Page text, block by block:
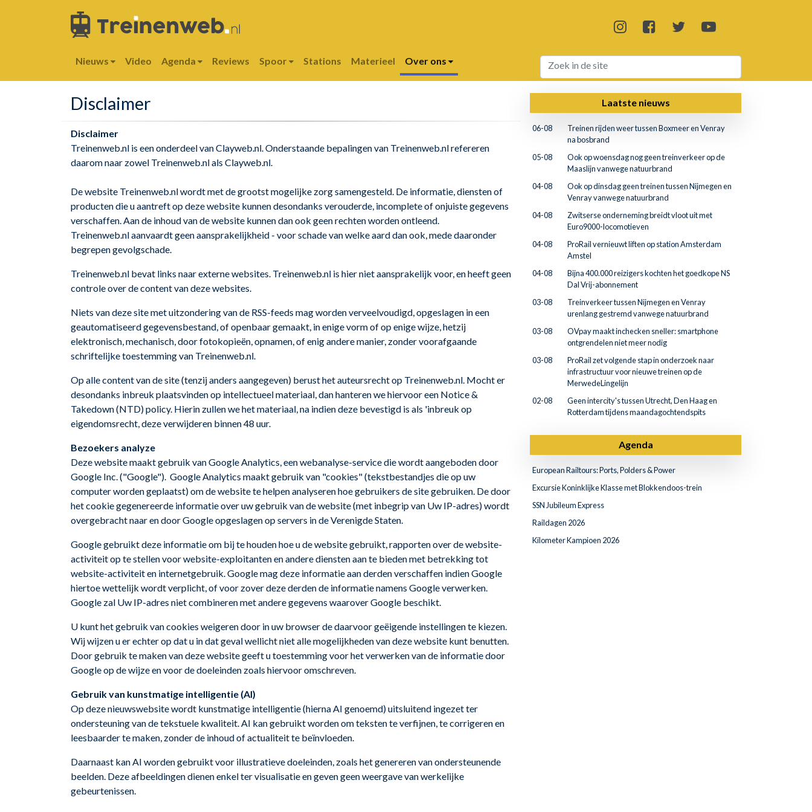
Nieuws Video Agenda Reviews Spoor Stations Materieel Over ons
Disclaimer
Disclaimer
Treinenweb.nl is een onderdeel van Clayweb.nl. Onderstaande bepalingen van Treinenweb.nl refereren
daarom naar zowel Treinenweb.nl als Clayweb.nl.
De website Treinenweb.nl wordt met de grootst mogelijke zorg samengesteld. De informatie, diensten of
producten die u aantreft op deze website kunnen desondanks verouderde, incomplete of onjuiste gegevens
verschaffen. Aan de inhoud van de website kunnen dan ook geen rechten worden ontleend.
Treinenweb.nl aanvaardt geen aansprakelijkheid - voor schade van welke aard dan ook, mede daaronder
begrepen gevolgschade.
Treinenweb.nl bevat links naar externe websites. Treinenweb.nl is hier niet aansprakelijk voor, en heeft geen
controle over de content van deze websites.
Niets van deze site met uitzondering van de RSS-feeds mag worden verveelvoudigd, opgeslagen in een
geautomatiseerd gegevensbestand, of openbaar gemaakt, in enige vorm of op enige wijze, hetzij
elektronisch, mechanisch, door fotokopieën, opnamen, of enig andere manier, zonder voorafgaande
schriftelijke toestemming van Treinenweb.nl.
Op alle content van de site (tenzij anders aangegeven) berust het auteursrecht op Treinenweb.nl. Mocht er
desondanks inbreuk plaatsvinden op intellectueel materiaal, dan hanteren we hiervoor een Notice &
Takedown (NTD) policy. Hierin zullen we het materiaal, na indien deze bevestigd is als 'inbreuk op
eigendomsrecht, deze verwijderen binnen 48 uur.
Bezoekers analyze
Deze website maakt gebruik van Google Analytics, een webanalyse-service die wordt aangeboden door
Google Inc. ("Google"). Google Analytics maakt gebruik van "cookies" (tekstbestandjes die op uw
computer worden geplaatst) om de website te helpen analyseren hoe gebruikers de site gebruiken. De door
het cookie gegenereerde informatie over uw gebruik van de website (met inbegrip van Uw IP-adres) wordt
overgebracht naar en door Google opgeslagen op servers in de Verenigde Staten.
Google gebruikt deze informatie om bij te houden hoe u de website gebruikt, rapporten over de website-
activiteit op te stellen voor website-exploitanten en andere diensten aan te bieden met betrekking tot
website-activiteit en internetgebruik. Google mag deze informatie aan derden verschaffen indien Google
hiertoe wettelijk wordt verplicht, of voor zover deze derden de informatie namens Google verwerken.
Google zal Uw IP-adres niet combineren met andere gegevens waarover Google beschikt.
U kunt het gebruik van cookies weigeren door in uw browser de daarvoor geëigende instellingen te kiezen.
Wij wijzen u er echter op dat u in dat geval wellicht niet alle mogelijkheden van deze website kunt benutten.
Door gebruik te maken van deze website geeft u toestemming voor het verwerken van de informatie door
Google op de wijze en voor de doeleinden zoals hiervoor omschreven.
Gebruik van kunstmatige intelligentie (AI)
Op deze nieuwswebsite wordt kunstmatige intelligentie (hierna AI genoemd) uitsluitend ingezet ter
ondersteuning van de tekstuele kwaliteit. AI kan gebruikt worden om teksten te verfijnen, te corrigeren en
leesbaarder te maken, zonder de inhoud of actualiteit te beïnvloeden.
Daarnaast kan AI worden gebruikt voor illustratieve doeleinden, zoals het genereren van ondersteunende
beelden. Deze afbeeldingen dienen enkel ter visualisatie en geven geen weergave van werkelijke
gebeurtenissen.
Laatste nieuws
06-08
Treinen rijden weer tussen Boxmeer en Venray
na bosbrand
05-08
Ook op woensdag nog geen treinverkeer op de
Maaslijn vanwege natuurbrand
04-08
Ook op dinsdag geen treinen tussen Nijmegen en
Venray vanwege natuurbrand
04-08
Zwitserse onderneming breidt vloot uit met
Euro9000-locomotieven
04-08
ProRail vernieuwt liften op station Amsterdam
Amstel
04-08
Bijna 400.000 reizigers kochten het goedkope NS
Dal Vrij-abonnement
03-08
Treinverkeer tussen Nijmegen en Venray
urenlang gestremd vanwege natuurbrand
03-08
OVpay maakt inchecken sneller: smartphone
ontgrendelen niet meer nodig
03-08
ProRail zet volgende stap in onderzoek naar
infrastructuur voor nieuwe treinen op de
MerwedeLingelijn
02-08
Geen intercity's tussen Utrecht, Den Haag en
Rotterdam tijdens maandagochtendspits
Agenda
European Railtours: Ports, Polders & Power
Excursie Koninklijke Klasse met Blokkendoos-trein
SSN Jubileum Express
Raildagen 2026
Kilometer Kampioen 2026